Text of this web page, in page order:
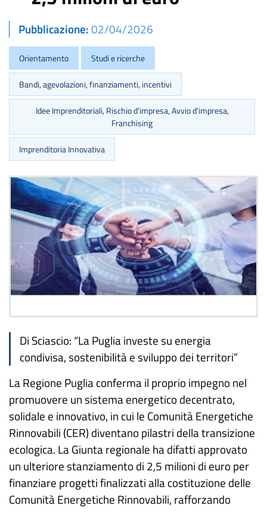
Pubblicazione 02/04/2026
Orientamento Studi e ricerche
Bandi, agevolazioni, finanziamenti, incentivi
Idee Imprenditoriali, Rischio d'impresa, Avvio d'impresa,
Franchising
Imprenditoria Innovativa
Di Sciascio: “La Puglia investe su energia
condivisa, sostenibilità e sviluppo dei territori”
La Regione Puglia conferma il proprio impegno nel
promuovere un sistema energetico decentrato,
solidale e innovativo, in cui le Comunità Energetiche
Rinnovabili (CER) diventano pilastri della transizione
ecologica. La Giunta regionale ha difatti approvato
un ulteriore stanziamento di 2,5 milioni di euro per
finanziare progetti finalizzati alla costituzione delle
Comunità Energetiche Rinnovabili, rafforzando